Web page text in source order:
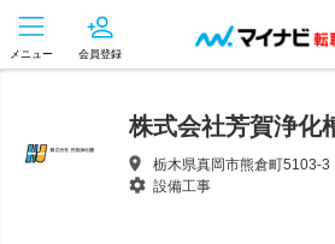
メニュー 会員登録
株式会社芳賀浄化
栃木県真岡市熊倉町5103-3
設備工事